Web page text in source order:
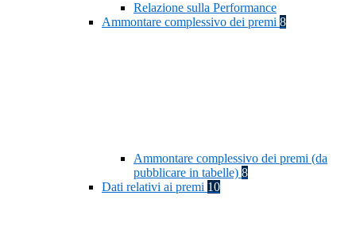
Relazione sulla Performance
Ammontare complessivo dei premi 8
Ammontare complessivo dei premi (da
pubblicare in tabelle) 8
Dati relativi ai premi 10